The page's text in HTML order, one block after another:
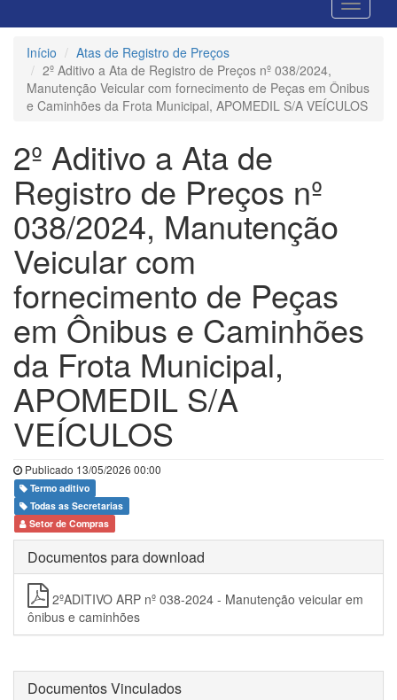
Início
Atas de Registro de Preços
2º Aditivo a Ata de Registro de Preços nº 038/2024,
Manutenção Veicular com fornecimento de Peças em Ônibus
e Caminhões da Frota Municipal, APOMEDIL S/A VEÍCULOS
2º Aditivo a Ata de
Registro de Preços nº
038/2024, Manutenção
Veicular com
fornecimento de Peças
em Ônibus e Caminhões
da Frota Municipal,
APOMEDIL S/A
VEÍCULOS
Publicado 13/05/2026 00:00
Termo aditivo
Todas as Secretarias
Setor de Compras
Documentos para download
2ºADITIVO ARP nº 038-2024 - Manutenção veicular em
ônibus e caminhões
Documentos Vinculados